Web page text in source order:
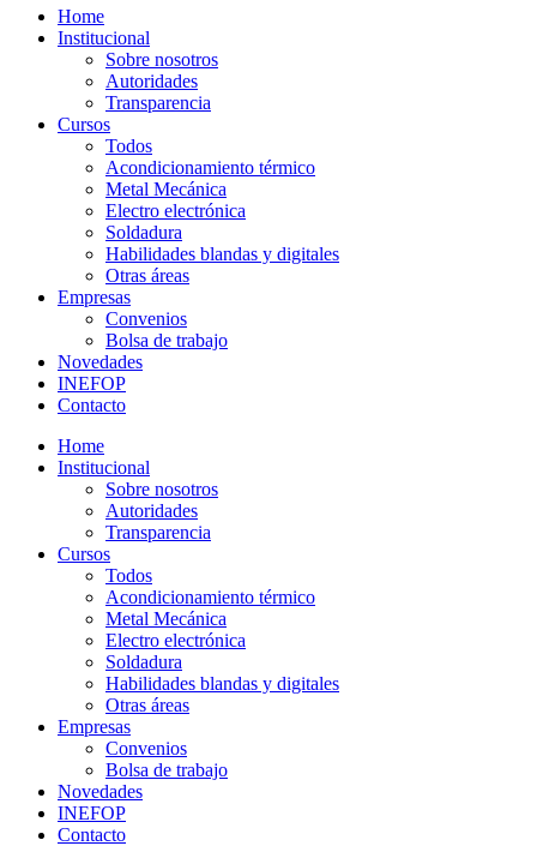
Home
Institucional
Sobre nosotros
Autoridades
Transparencia
Cursos
Todos
Acondicionamiento térmico
Metal Mecánica
Electro electrónica
Soldadura
Habilidades blandas y digitales
Otras áreas
Empresas
Convenios
Bolsa de trabajo
Novedades
INEFOP
Contacto
Home
Institucional
Sobre nosotros
Autoridades
Transparencia
Cursos
Todos
Acondicionamiento térmico
Metal Mecánica
Electro electrónica
Soldadura
Habilidades blandas y digitales
Otras áreas
Empresas
Convenios
Bolsa de trabajo
Novedades
INEFOP
Contacto